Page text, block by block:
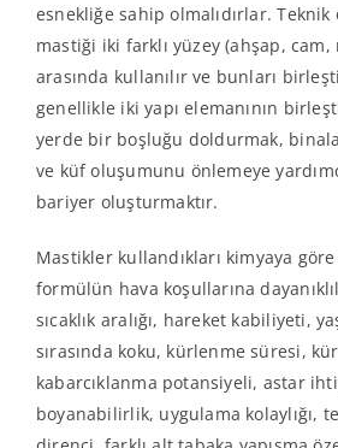
esnekliğe sahip olmalıdırlar.
mastiği iki farklı yüzey (ahşap,
arasında kullanılır ve bunları
genellikle iki yapı elemanının
yerde bir boşluğu doldurmak,
ve küf oluşumunu önlemeye
bariyer oluşturmaktır.
Mastikler kullandıkları kimyaya göre
formülün hava koşullarına
sıcaklık aralığı, hareket kabiliyeti,
sırasında koku, kürlenme süresi, kür
kabarcıklanma potansiyeli, astar
boyanabilirlik, uygulama kolaylığı,